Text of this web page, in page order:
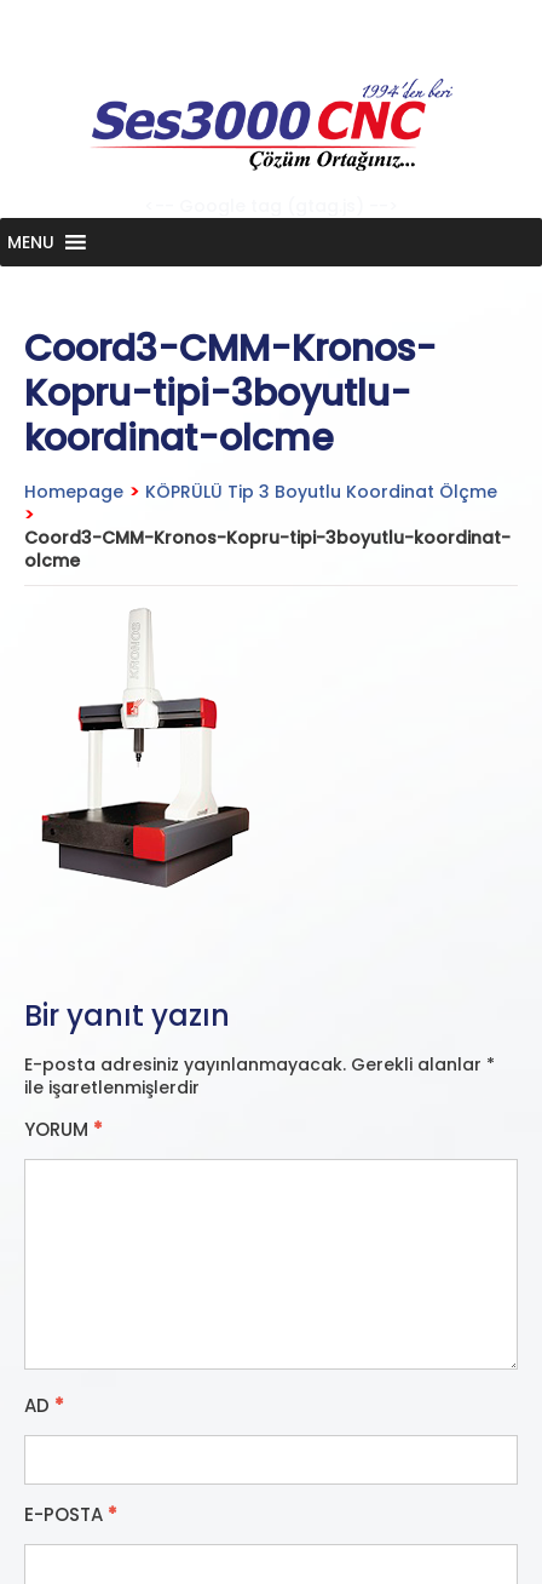
content
MENU
Coord3-CMM-Kronos-
Kopru-tipi-3boyutlu-
koordinat-olcme
Homepage > KÖPRÜLÜ Tip 3 Boyutlu Koordinat Ölçme
>
Coord3-CMM-Kronos-Kopru-tipi-3boyutlu-koordinat-
olcme
Bir yanıt yazın
E-posta adresiniz yayınlanmayacak. Gerekli alanlar *
ile işaretlenmişlerdir
YORUM *
AD *
E-POSTA *